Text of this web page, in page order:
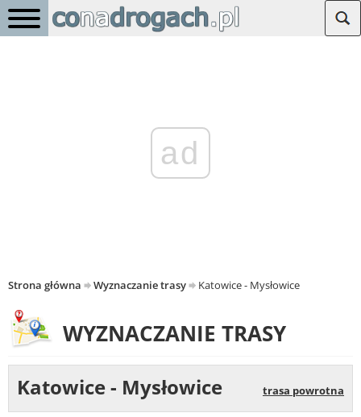
ad
Strona główna Wyznaczanie trasy Katowice - Mysłowice
WYZNACZANIE TRASY
Katowice - Mysłowice trasa powrotna